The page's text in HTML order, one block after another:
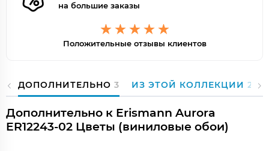
на большие заказы
Положительные отзывы клиентов
ДОПОЛНИТЕЛЬНО 3 ИЗ ЭТОЙ КОЛЛЕКЦИИ 27
Дополнительно к Erismann Aurora
ER12243-02 Цветы (виниловые обои)